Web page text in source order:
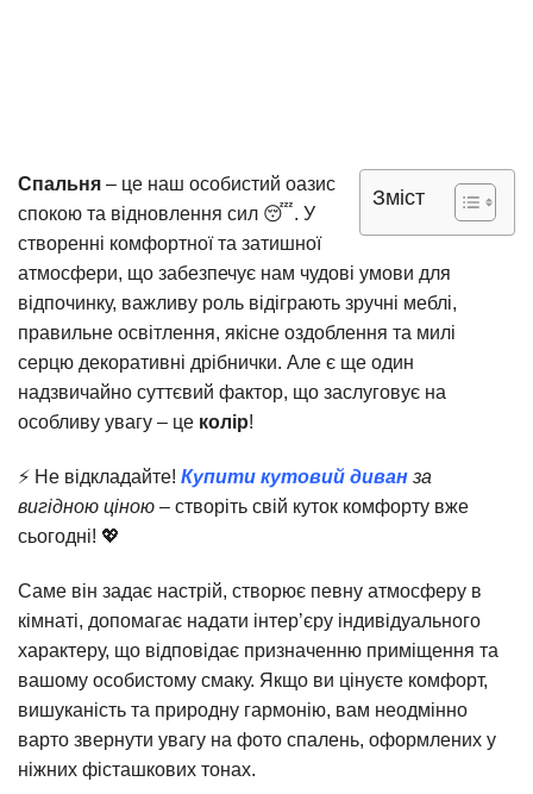
Зміст
Спальня – це наш особистий оазис
спокою та відновлення сил 😴. У
створенні комфортної та затишної
атмосфери, що забезпечує нам чудові умови для
відпочинку, важливу роль відіграють зручні меблі,
правильне освітлення, якісне оздоблення та милі
серцю декоративні дрібнички. Але є ще один
надзвичайно суттєвий фактор, що заслуговує на
особливу увагу – це колір!
⚡ Не відкладайте! Купити кутовий диван за
вигідною ціною – створіть свій куток комфорту вже
сьогодні! 💖
Саме він задає настрій, створює певну атмосферу в
кімнаті, допомагає надати інтер’єру індивідуального
характеру, що відповідає призначенню приміщення та
вашому особистому смаку. Якщо ви цінуєте комфорт,
вишуканість та природну гармонію, вам неодмінно
варто звернути увагу на фото спалень, оформлених у
ніжних фісташкових тонах.